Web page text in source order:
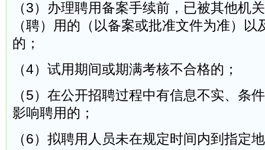
（3）办理聘用备案手续前，已被其他机
（聘）用的（以备案或批准文件为准）
的；
（4）试用期间或期满考核不合格的；
（5）在公开招聘过程中有信息不实、条
影响聘用的；
（6）拟聘用人员未在规定时间内到指定